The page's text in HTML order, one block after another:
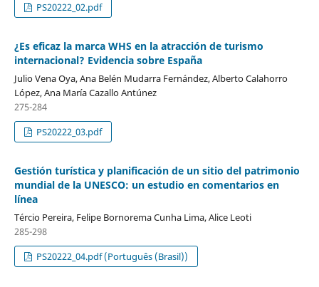
PS20222_02.pdf
¿Es eficaz la marca WHS en la atracción de turismo
internacional? Evidencia sobre España
Julio Vena Oya, Ana Belén Mudarra Fernández, Alberto Calahorro
López, Ana María Cazallo Antúnez
275-284
PS20222_03.pdf
Gestión turística y planificación de un sitio del patrimonio
mundial de la UNESCO: un estudio en comentarios en
línea
Tércio Pereira, Felipe Bornorema Cunha Lima, Alice Leoti
285-298
PS20222_04.pdf (Português (Brasil))